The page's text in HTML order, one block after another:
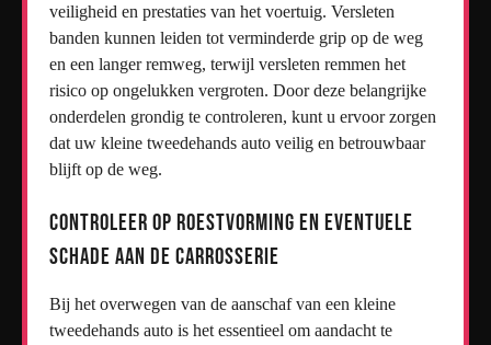
veiligheid en prestaties van het voertuig. Versleten
banden kunnen leiden tot verminderde grip op de weg
en een langer remweg, terwijl versleten remmen het
risico op ongelukken vergroten. Door deze belangrijke
onderdelen grondig te controleren, kunt u ervoor zorgen
dat uw kleine tweedehands auto veilig en betrouwbaar
blijft op de weg.
Controleer op roestvorming en eventuele
schade aan de carrosserie
Bij het overwegen van de aanschaf van een kleine
tweedehands auto is het essentieel om aandacht te